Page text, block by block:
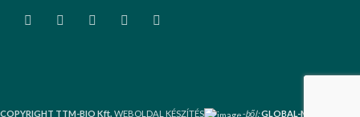
COPYRIGHT TTM-BIO Kft. WEBOLDAL KÉSZÍTÉS -ből:GLOBAL-MEDIA